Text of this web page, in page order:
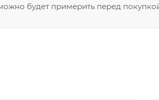
будет примерить перед